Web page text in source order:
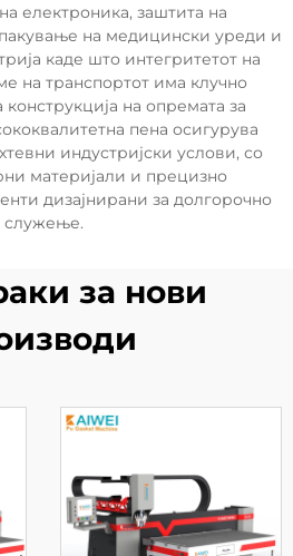
електроника, заштита на
на медицински уреди и
каде што интегритетот на
на транспортот има клучно
на опремата за
пена осигурува
индустријски услови, со
материјали и прецизно
дизајнирани за долгорочно
служење.
за нови